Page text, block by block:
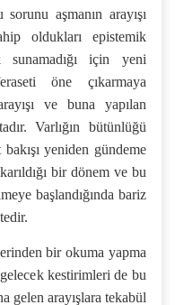
aşmanın arayışı
oldukları epistemik
sunamadığı için yeni
öne çıkarmaya
ve buna yapılan
Varlığın bütünlüğü
yeniden gündeme
bir dönem ve bu
başlandığında bariz
bir okuma yapma
kestirimleri de bu
gelen arayışlara tekabül